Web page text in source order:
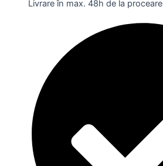
Livrare în max. 48h de la proceare